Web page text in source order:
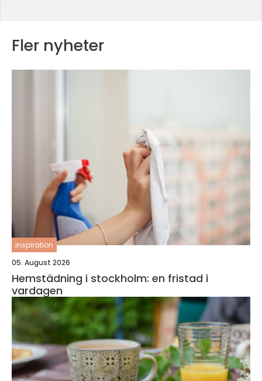
Fler nyheter
inspiration
05. August 2026
Hemstädning i stockholm: en fristad i
vardagen